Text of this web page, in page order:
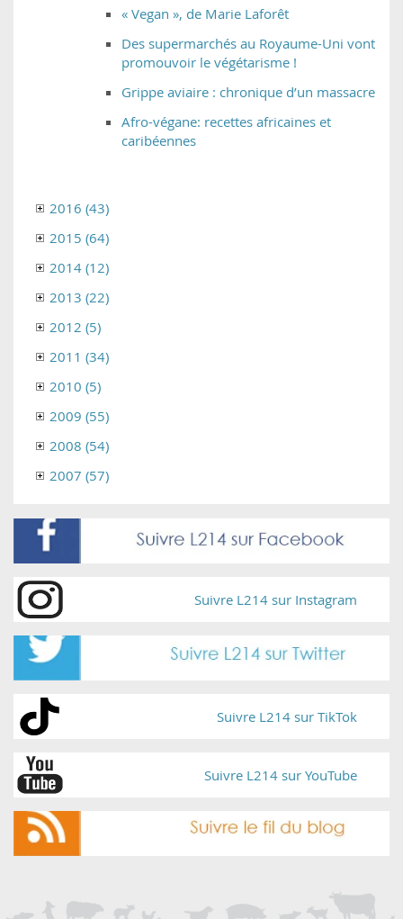
« Vegan », de Marie Laforêt
Des supermarchés au Royaume-Uni vont
promouvoir le végétarisme !
Grippe aviaire : chronique d’un massacre
Afro-végane: recettes africaines et
caribéennes
2016 (43)
2015 (64)
2014 (12)
2013 (22)
2012 (5)
2011 (34)
2010 (5)
2009 (55)
2008 (54)
2007 (57)
Suivre L214 sur Instagram
Suivre L214 sur TikTok
Suivre L214 sur YouTube